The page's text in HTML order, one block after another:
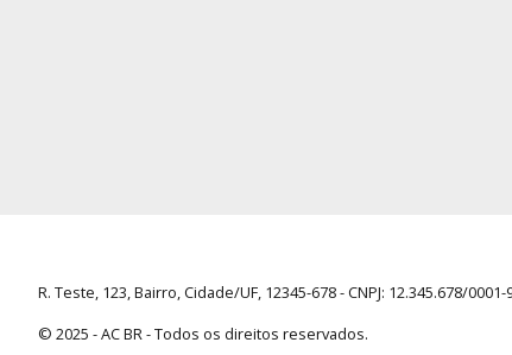
R. Teste, 123, Bairro, Cidade/UF, 12345-678 - CNPJ: 12.345.678/0001-
© 2025 -AC BR - Todos os direitos reservados.